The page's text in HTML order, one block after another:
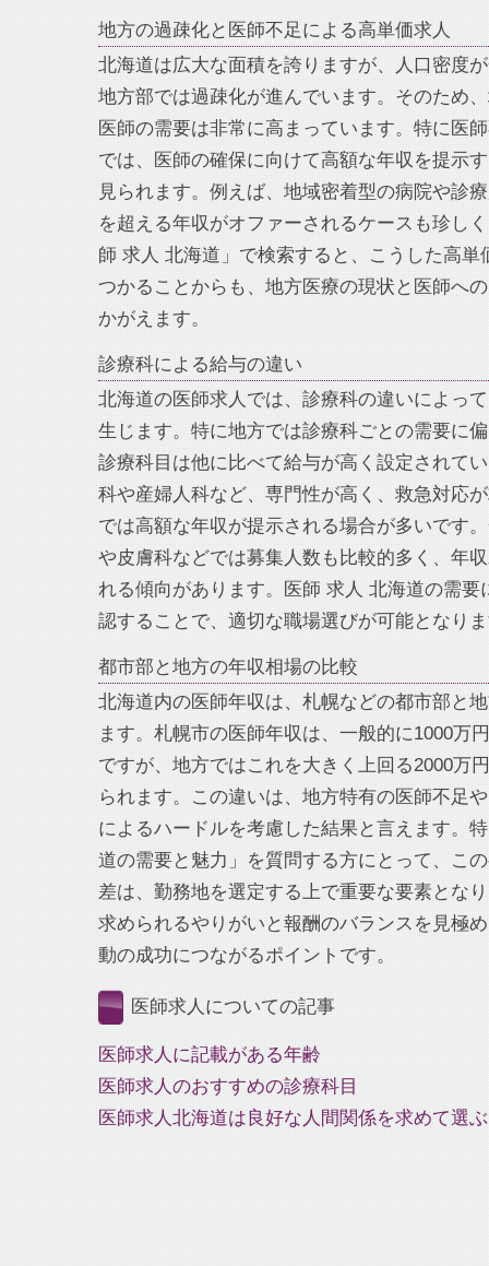
地方の過疎化と医師不足による高単価求人
北海道は広大な面積を誇りますが、人口密度
地方部では過疎化が進んでいます。そのため
医師の需要は非常に高まっています。特に医
では、医師の確保に向けて高額な年収を提示
見られます。例えば、地域密着型の病院や診
を超える年収がオファーされるケースも珍し
師 求人 北海道」で検索すると、こうした高単
つかることからも、地方医療の現状と医師へ
かがえます。
診療科による給与の違い
北海道の医師求人では、診療科の違いによっ
生じます。特に地方では診療科ごとの需要に
診療科目は他に比べて給与が高く設定されて
科や産婦人科など、専門性が高く、救急対応
では高額な年収が提示される場合が多いです
や皮膚科などでは募集人数も比較的多く、年
れる傾向があります。医師 求人 北海道の需要
認することで、適切な職場選びが可能となり
都市部と地方の年収相場の比較
北海道内の医師年収は、札幌などの都市部と
ます。札幌市の医師年収は、一般的に1000万
ですが、地方ではこれを大きく上回る2000万
られます。この違いは、地方特有の医師不足
によるハードルを考慮した結果と言えます。
道の需要と魅力」を質問する方にとって、こ
差は、勤務地を選定する上で重要な要素とな
求められるやりがいと報酬のバランスを見極
動の成功につながるポイントです。
医師求人についての記事
医師求人に記載がある年齢
医師求人のおすすめの診療科目
医師求人北海道は良好な人間関係を求めて選ぶ